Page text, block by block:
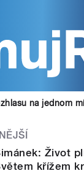
na jednom
Život
křížem